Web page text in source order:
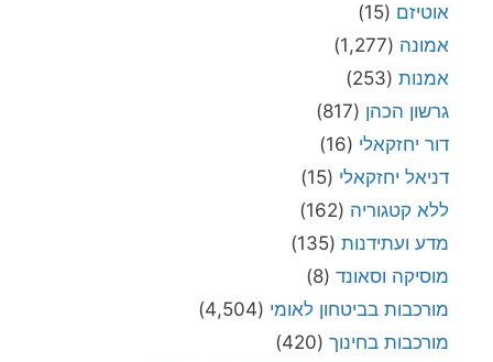
אוטיזם (15)
אמונה (1,277)
אמנות (253)
גרשון הכהן (817)
דור יחזקאלי (16)
דניאל יחזקאלי (15)
ללא קטגוריה (162)
מדע ועתידנות (135)
מוסיקה וסאונד (8)
מורכבות בביטחון לאומי (4,504)
מורכבות בחינוך (420)